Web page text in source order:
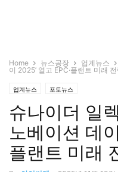
Home 뉴스공장 업계뉴스
이 2025’ 열고 EPC·플랜트 미래
업계뉴스 포토뉴스
슈나이더 일
노베이션 데
플랜트 미래